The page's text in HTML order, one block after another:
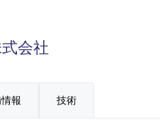
会社
報 技術